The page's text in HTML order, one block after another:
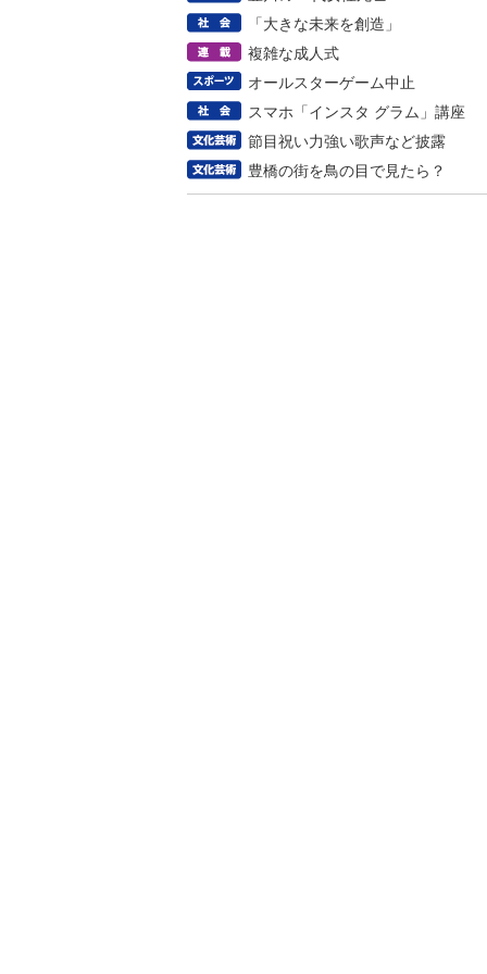
「大きな未来を創造」
複雑な成人式
オールスターゲーム中止
スマホ「インスタ グラム」講座
節目祝い力強い歌声など披露
豊橋の街を鳥の目で見たら？